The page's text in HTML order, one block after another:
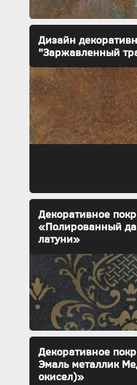
Дизайн
"Заржавленный
Декоративное
«Полированный
латуни»
Декоративное
Эмаль металлик
окисел)»